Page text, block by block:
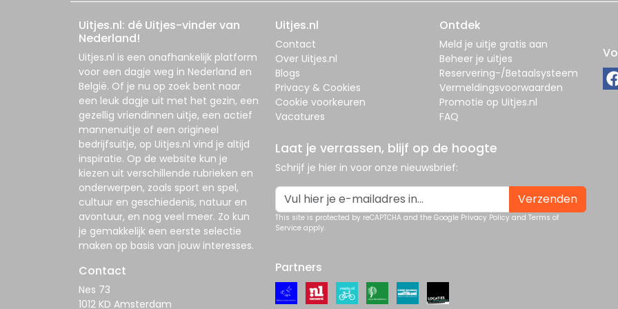
Uitjes.nl: dé Uitjes-vinder van
Nederland!
Uitjes.nl is een onafhankelijk platform
voor een dagje weg in Nederland en
België. Of je nu op zoek bent naar
een leuk dagje uit met het gezin, een
gezellig vriendinnen uitje, een actief
mannenuitje of een origineel
bedrijfsuitje, op Uitjes.nl vind je altijd
inspiratie. Op de website kun je
kiezen uit verschillende rubrieken en
onderwerpen, zoals sport en spel,
cultuur en geschiedenis, natuur en
avontuur, en nog veel meer. Zo kun
je gemakkelijk een eerste selectie
maken op basis van jouw interesses.
Contact
Nes 73
1012 KD Amsterdam
Uitjes.nl
Contact
Over Uitjes.nl
Blogs
Privacy & Cookies
Cookie voorkeuren
Vacatures
Ontdek
Meld je uitje gratis aan
Beheer je uitjes
Reservering-/Betaalsysteem
Vermeldingsvoorwaarden
Promotie op Uitjes.nl
FAQ
Laat je verrassen, blijf op de hoogte
Schrijf je hier in voor onze nieuwsbrief:
Verzenden
This site is protected by reCAPTCHA and the Google Privacy Policy and Terms of
Service apply.
Partners